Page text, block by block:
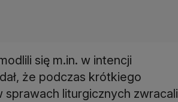
się m.in. w intencji
że podczas krótkiego
sprawach liturgicznych zwracali